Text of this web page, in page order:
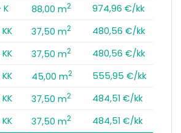
K 88,00 m2
974,96 €/kk
37,50 m2
480,56 €/kk
37,50 m2
480,56 €/kk
45,00 m2
555,95 €/kk
37,50 m2
484,51 €/kk
37,50 m2 484,51 €/kk